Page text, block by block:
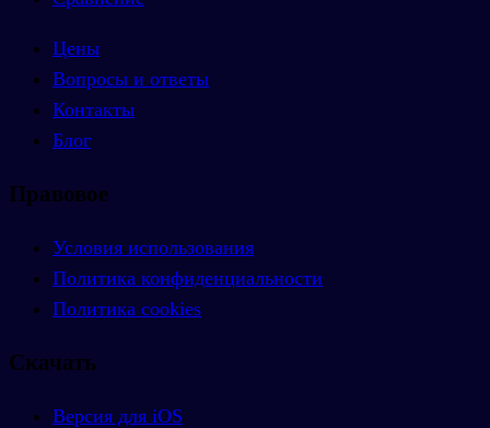
Цены
Вопросы и ответы
Контакты
Блог
Правовое
Условия использования
Политика конфиденциальности
Политика cookies
Скачать
Версия для iOS